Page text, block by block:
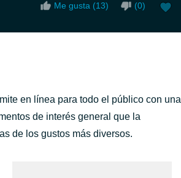
Me gusta (13) (0)
en línea para todo el público con una
de interés general que la
de los gustos más diversos.